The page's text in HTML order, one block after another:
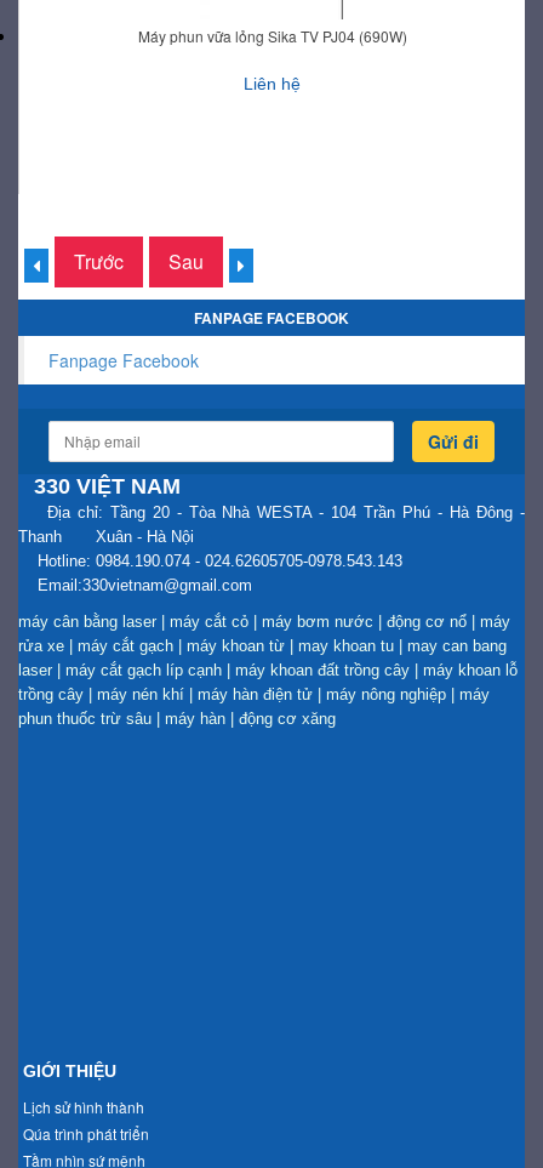
Máy phun vữa lỏng Sika TV PJ04 (690W)
Liên hệ
Trước Sau
FANPAGE FACEBOOK
Fanpage Facebook
Gửi đi
330 VIỆT NAM
Địa chỉ: Tầng 20 - Tòa Nhà WESTA - 104 Trần Phú - Hà Đông -
Thanh Xuân - Hà Nội
Hotline: 0984.190.074 - 024.62605705-0978.543.143
Email:330vietnam@gmail.com
máy cân bằng laser | máy cắt cỏ | máy bơm nước | động cơ nổ | máy
rửa xe | máy cắt gạch | máy khoan từ | may khoan tu | may can bang
laser | máy cắt gạch líp cạnh | máy khoan đất trồng cây | máy khoan lỗ
trồng cây | máy nén khí | máy hàn điện tử | máy nông nghiệp | máy
phun thuốc trừ sâu | máy hàn | động cơ xăng
GIỚI THIỆU
Lịch sử hình thành
Qúa trình phát triển
Tầm nhìn sứ mệnh